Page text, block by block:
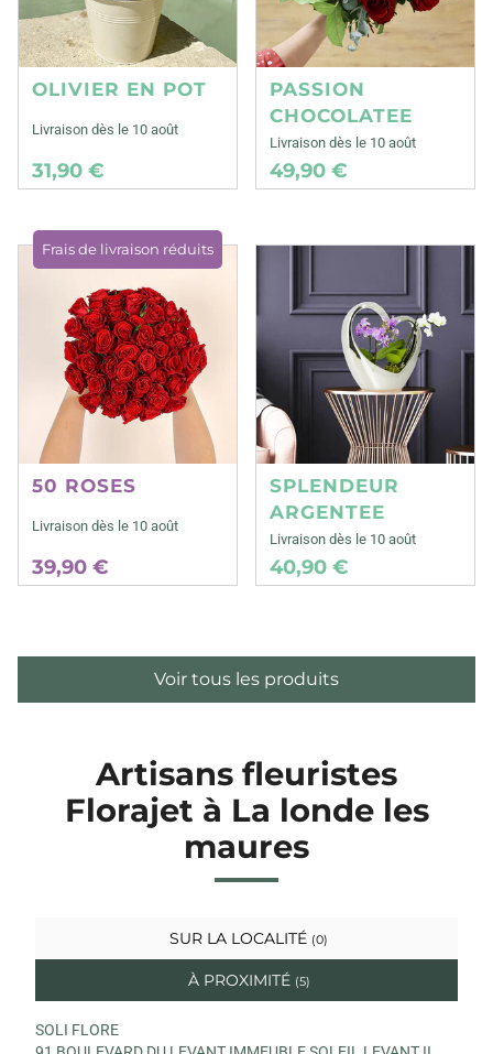
OLIVIER EN POT
Livraison dès le 10 août
31,90 €
PASSION
CHOCOLATEE
Livraison dès le 10 août
49,90 €
Frais de livraison réduits
50 ROSES
Livraison dès le 10 août
39,90 €
SPLENDEUR
ARGENTEE
Livraison dès le 10 août
40,90 €
Voir tous les produits
Artisans fleuristes
Florajet à La londe les
maures
SUR LA LOCALITÉ (0)
À PROXIMITÉ (5)
SOLI FLORE